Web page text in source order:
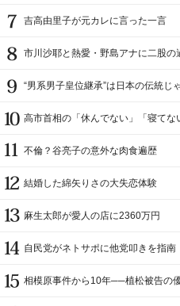
吉高由里子が元カレに言った一言
市川沙耶と熱愛・野島アナに二股の
“男系男子皇位継承”は日本の伝統じ
高市首相の「休んでない」「寝て
不倫？谷亮子の意外な肉食遍歴
結婚した綿矢りさの大失恋体験
麻生太郎が愛人の店に2360万円
自民党がネトサポに他党叩きを指南
相模原事件から10年──植松被告の